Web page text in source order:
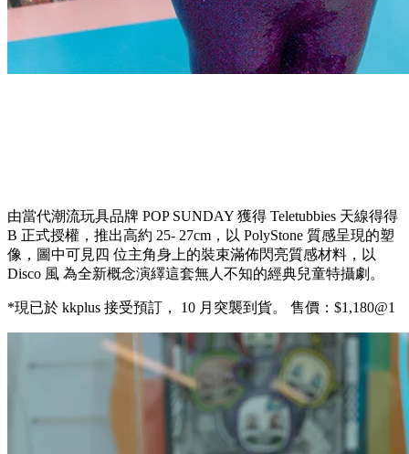
由當代潮流玩具品牌 POP SUNDAY 獲得 Teletubbies 天線得得
B 正式授權，推出高約 25- 27cm，以 PolyStone 質感呈現的塑
像，圖中可見四 位主角身上的裝束滿佈閃亮質感材料，以
Disco 風 為全新概念演繹這套無人不知的經典兒童特攝劇。
*現已於 kkplus 接受預訂， 10 月突襲到貨。 售價：$1,180@1